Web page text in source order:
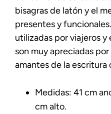
bisagras de latón y el
presentes y
utilizadas por viajeros y
son muy apreciadas
amantes de la escritura
Medidas: 41 cm
cm alto.